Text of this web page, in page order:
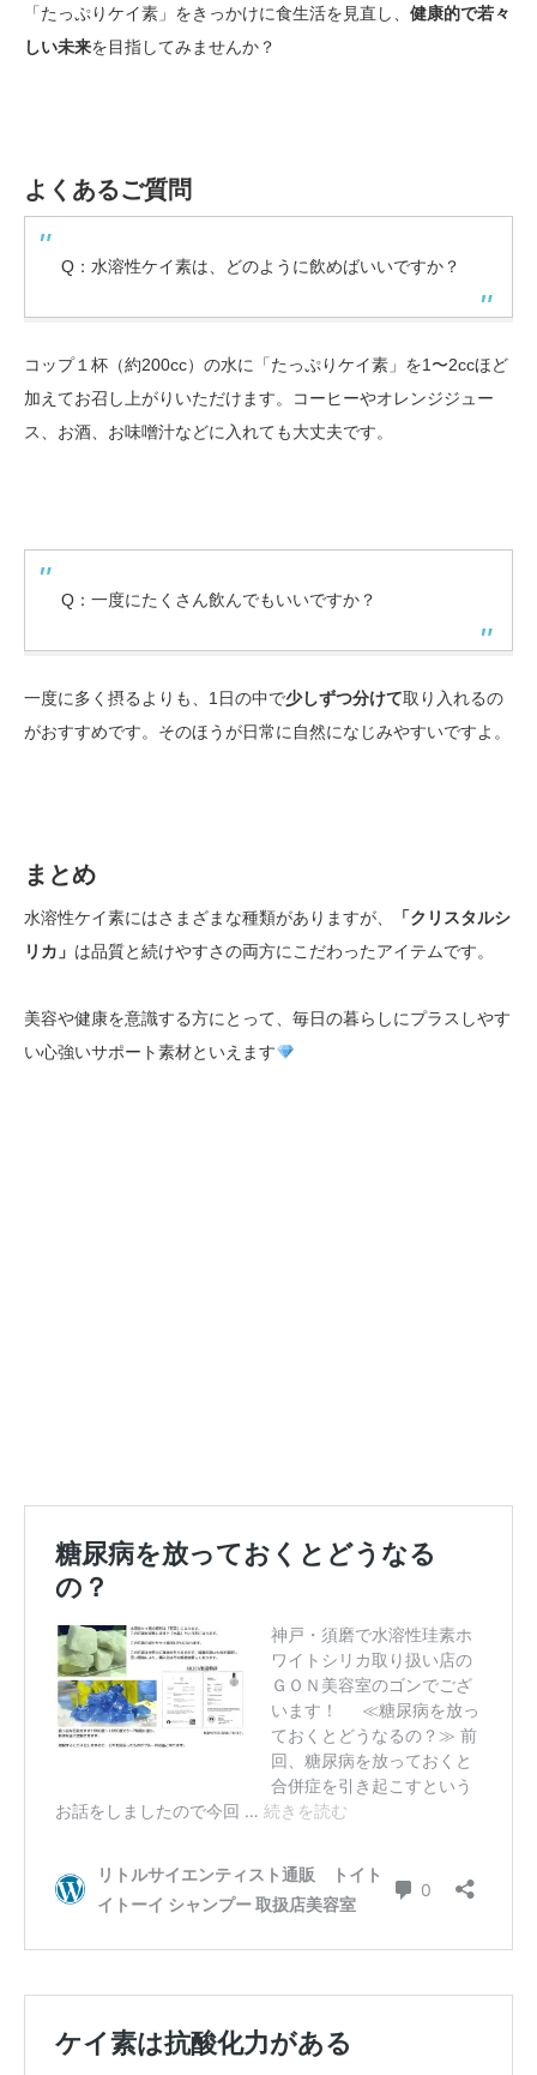
「たっぷりケイ素」をきっかけに食生活を見直し、 健康的で若々
しい未来を目指してみませんか？
よくあるご質問
Q：水溶性ケイ素は、どのように飲めばいいですか？
コップ１杯（約200cc）の水に「たっぷりケイ素」を1〜2ccほど
加えてお召し上がりいただけます。コーヒーやオレンジジュー
ス、お酒、お味噌汁などに入れても大丈夫です。
Q：一度にたくさん飲んでもいいですか？
一度に多く摂るよりも、1日の中で少しずつ分けて取り入れるの
がおすすめです。そのほうが日常に自然になじみやすいですよ。
まとめ
水溶性ケイ素にはさまざまな種類がありますが、
「クリスタルシ
リカ」 は品質と続けやすさの両方にこだわったアイテムです。
美容や健康を意識する方にとって、毎日の暮らしにプラスしやす
い心強いサポート素材といえます